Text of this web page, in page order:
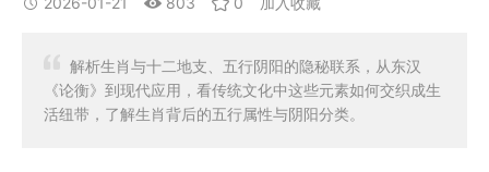
解析生肖与十二地支、五行阴阳的隐秘联系，从东汉
《论衡》到现代应用，看传统文化中这些元素如何交织成生
活纽带，了解生肖背后的五行属性与阴阳分类。